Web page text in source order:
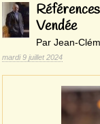
Vendée
Par Jean-
mardi 9 juillet 2024